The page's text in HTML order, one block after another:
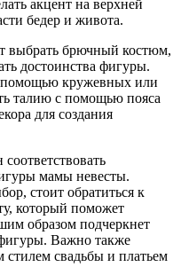
акцент на верхней
бедер и живота.
выбрать брючный костюм,
достоинства фигуры.
помощью кружевных или
талию с помощью пояса
для создания
мамы невесты.
стоит обратиться к
который поможет
образом подчеркнет
Важно также
свадьбы и платьем